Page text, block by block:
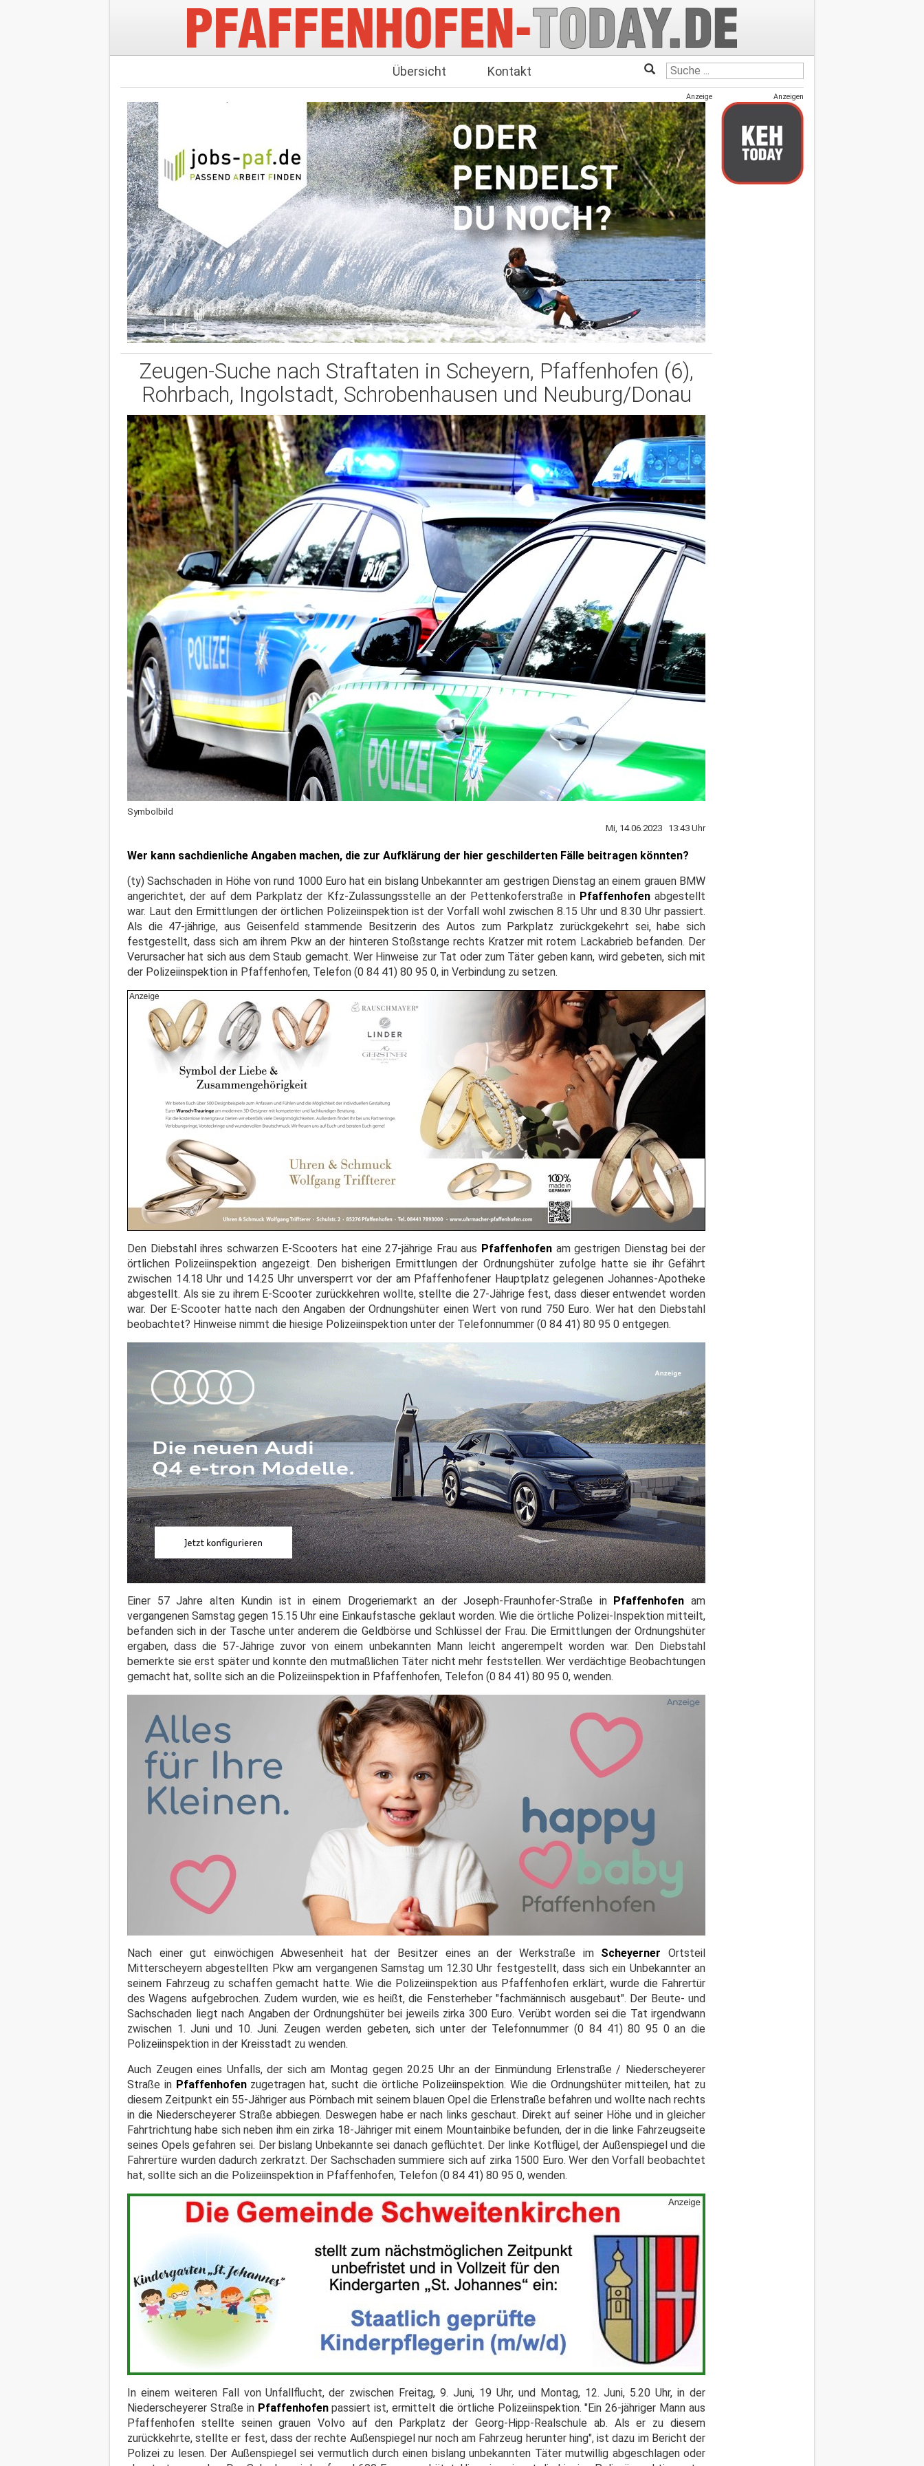
Übersicht Kontakt
Anzeige
Zeugen-Suche nach Straftaten in Scheyern, Pfaffenhofen (6),
Rohrbach, Ingolstadt, Schrobenhausen und Neuburg/Donau
Symbolbild
Mi, 14.06.2023 13:43 Uhr
Wer kann sachdienliche Angaben machen, die zur Aufklärung der hier geschilderten Fälle beitragen könnten?
(ty) Sachschaden in Höhe von rund 1000 Euro hat ein bislang Unbekannter am gestrigen Dienstag an einem grauen BMW
angerichtet, der auf dem Parkplatz der Kfz-Zulassungsstelle an der Pettenkoferstraße in Pfaffenhofenabgestellt
war. Laut den Ermittlungen der örtlichen Polizeiinspektion ist der Vorfall wohl zwischen 8.15 Uhr und 8.30 Uhr passiert.
Als die 47-jährige, aus Geisenfeld stammende Besitzerin des Autos zum Parkplatz zurückgekehrt sei, habe sich
festgestellt, dass sich am ihrem Pkw an der hinteren Stoßstange rechts Kratzer mit rotem Lackabrieb befanden. Der
Verursacher hat sich aus dem Staub gemacht. Wer Hinweise zur Tat oder zum Täter geben kann, wird gebeten, sich mit
der Polizeiinspektion in Pfaffenhofen, Telefon (0 84 41) 80 95 0, in Verbindung zu setzen.
Den Diebstahl ihres schwarzen E-Scooters hat eine 27-jährige Frau aus Pfaffenhofen am gestrigen Dienstag bei der
örtlichen Polizeiinspektion angezeigt. Den bisherigen Ermittlungen der Ordnungshüter zufolge hatte sie ihr Gefährt
zwischen 14.18 Uhr und 14.25 Uhr unversperrt vor der am Pfaffenhofener Hauptplatz gelegenen Johannes-Apotheke
abgestellt. Als sie zu ihrem E-Scooter zurückkehren wollte, stellte die 27-Jährige fest, dass dieser entwendet worden
war. Der E-Scooter hatte nach den Angaben der Ordnungshüter einen Wert von rund 750 Euro. Wer hat den Diebstahl
beobachtet? Hinweise nimmt die hiesige Polizeiinspektion unter der Telefonnummer (0 84 41) 80 95 0 entgegen.
Einer 57 Jahre alten Kundin ist in einem Drogeriemarkt an der Joseph-Fraunhofer-Straße in Pfaffenhofen am
vergangenen Samstag gegen 15.15 Uhr eine Einkaufstasche geklaut worden. Wie die örtliche Polizei-Inspektion mitteilt,
befanden sich in der Tasche unter anderem die Geldbörse und Schlüssel der Frau. Die Ermittlungen der Ordnungshüter
ergaben, dass die 57-Jährige zuvor von einem unbekannten Mann leicht angerempelt worden war. Den Diebstahl
bemerkte sie erst später und konnte den mutmaßlichen Täter nicht mehr feststellen. Wer verdächtige Beobachtungen
gemacht hat, sollte sich an die Polizeiinspektion in Pfaffenhofen, Telefon (0 84 41) 80 95 0, wenden.
Nach einer gut einwöchigen Abwesenheit hat der Besitzer eines an der Werkstraße imScheyerner Ortsteil
Mitterscheyern abgestellten Pkw am vergangenen Samstag um 12.30 Uhr festgestellt, dass sich ein Unbekannter an
seinem Fahrzeug zu schaffen gemacht hatte. Wie die Polizeiinspektion aus Pfaffenhofen erklärt, wurde die Fahrertür
des Wagens aufgebrochen. Zudem wurden, wie es heißt, die Fensterheber "fachmännisch ausgebaut". Der Beute- und
Sachschaden liegt nach Angaben der Ordnungshüter bei jeweils zirka 300 Euro. Verübt worden sei die Tat irgendwann
zwischen 1. Juni und 10. Juni. Zeugen werden gebeten, sich unter der Telefonnummer (0 84 41) 80 95 0 an die
Polizeiinspektion in der Kreisstadt zu wenden.
Auch Zeugen eines Unfalls, der sich am Montag gegen 20.25 Uhr an der Einmündung Erlenstraße / Niederscheyerer
Straße in Pfaffenhofenzugetragen hat, sucht die örtliche Polizeiinspektion. Wie die Ordnungshüter mitteilen, hat zu
diesem Zeitpunkt ein 55-Jähriger aus Pörnbach mit seinem blauen Opel die Erlenstraße befahren und wollte nach rechts
in die Niederscheyerer Straße abbiegen. Deswegen habe er nach links geschaut. Direkt auf seiner Höhe und in gleicher
Fahrtrichtung habe sich neben ihm ein zirka 18-Jähriger mit einem Mountainbike befunden, der in die linke Fahrzeugseite
seines Opels gefahren sei. Der bislang Unbekannte sei danach geflüchtet. Der linke Kotflügel, der Außenspiegel und die
Fahrertüre wurden dadurch zerkratzt. Der Sachschaden summiere sich auf zirka 1500 Euro. Wer den Vorfall beobachtet
hat, sollte sich an die Polizeiinspektion in Pfaffenhofen, Telefon (0 84 41) 80 95 0, wenden.
In einem weiteren Fall von Unfallflucht, der zwischen Freitag, 9. Juni, 19 Uhr, und Montag, 12. Juni, 5.20 Uhr, in der
Niederscheyerer Straße in Pfaffenhofenpassiert ist, ermittelt die örtliche Polizeiinspektion. "Ein 26-jähriger Mann aus
Pfaffenhofen stellte seinen grauen Volvo auf den Parkplatz der Georg-Hipp-Realschule ab. Als er zu diesem
zurückkehrte, stellte er fest, dass der rechte Außenspiegel nur noch am Fahrzeug herunter hing", ist dazu im Bericht der
Polizei zu lesen. Der Außenspiegel sei vermutlich durch einen bislang unbekannten Täter mutwillig abgeschlagen oder
Anzeigen